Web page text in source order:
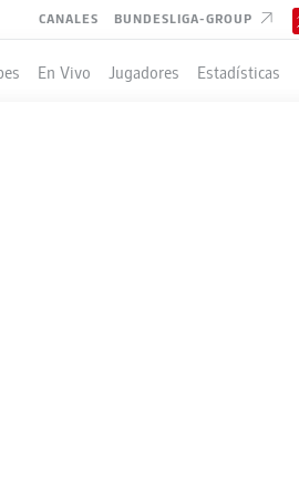
CANALES BUNDESLIGA-GROUP
En Vivo Jugadores Estadísticas